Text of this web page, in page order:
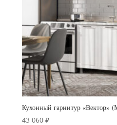
Кухонный гарнитур
43 060 ₽